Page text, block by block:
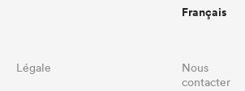
Français
Légale
Nous
contacter